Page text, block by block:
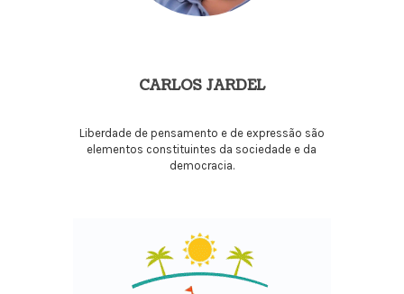
CARLOS JARDEL
Liberdade de pensamento e de expressão são
elementos constituintes da sociedade e da
democracia.